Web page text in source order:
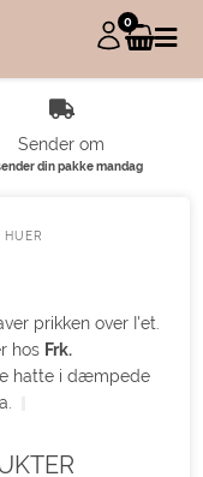
0
Sender om
din pakke mandag
HUER
prikken over I'et.
hos Frk.
hatte i dæmpede